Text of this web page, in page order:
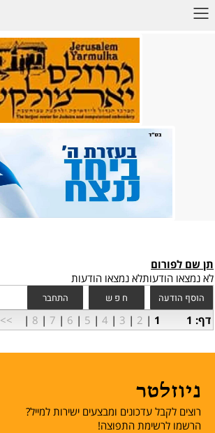
תן שם לפורום
לא נמצאו הודעותלא נמצאו הודעות
דף: 1 1
|
2
|
3
|
4
|
5
|
6
|
7
|
8
|
>>8
ניוזלטר
רוצים לקבל עדכונים ומבצעים ישירות למייל?
הרשמו לרשימת התפוצה!